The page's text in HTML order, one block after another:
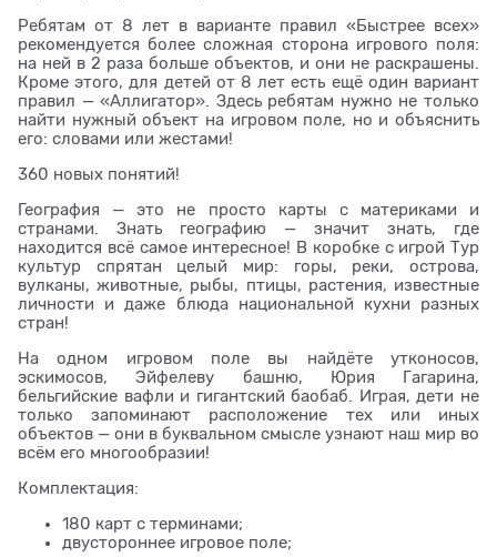
Ребятам от 8 лет в варианте правил «Быстрее всех»
рекомендуется более сложная сторона игрового поля:
на ней в 2 раза больше объектов, и они не раскрашены.
Кроме этого, для детей от 8 лет есть ещё один вариант
правил — «Аллигатор». Здесь ребятам нужно не только
найти нужный объект на игровом поле, но и объяснить
его: словами или жестами!
360 новых понятий!
География — это не просто карты с материками и
странами. Знать географию — значит знать, где
находится всё самое интересное! В коробке с игрой Тур
культур спрятан целый мир: горы, реки, острова,
вулканы, животные, рыбы, птицы, растения, известные
личности и даже блюда национальной кухни разных
стран!
На одном игровом поле вы найдёте утконосов,
эскимосов, Эйфелеву башню, Юрия Гагарина,
бельгийские вафли и гигантский баобаб. Играя, дети не
только запоминают расположение тех или иных
объектов — они в буквальном смысле узнают наш мир во
всём его многообразии!
Комплектация:
180 карт с терминами;
двустороннее игровое поле;